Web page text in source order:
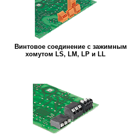
Винтовое соединение с зажимным
хомутом LS, LM, LP и LL